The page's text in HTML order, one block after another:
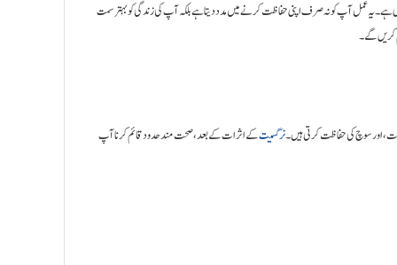
یہ عمل آپ کو نہ صرف اپنی حفاظت کرنے میں مدد دیتا ہے بلکہ آپ کی زندگی کو بہتر سمت
کریں گے۔
اور سوچ کی حفاظت کرتی ہیں۔نرگسیتکے اثرات کے بعد، صحت مند حدود قائم کرنا آپ